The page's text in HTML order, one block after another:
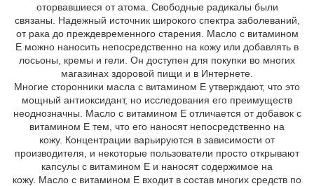
оторвавшиеся от атома. Свободные радикалы были
связаны. Надежный источник широкого спектра заболеваний,
от рака до преждевременного старения. Масло с витамином
Е можно наносить непосредственно на кожу или добавлять в
лосьоны, кремы и гели. Он доступен для покупки во многих
магазинах здоровой пищи и в Интернете.
Многие сторонники масла с витамином Е утверждают, что это
мощный антиоксидант, но исследования его преимуществ
неоднозначны. Масло с витамином Е отличается от добавок с
витамином Е тем, что его наносят непосредственно на
кожу. Концентрации варьируются в зависимости от
производителя, и некоторые пользователи просто открывают
капсулы с витамином Е и наносят содержимое на
кожу. Масло с витамином Е входит в состав многих средств по